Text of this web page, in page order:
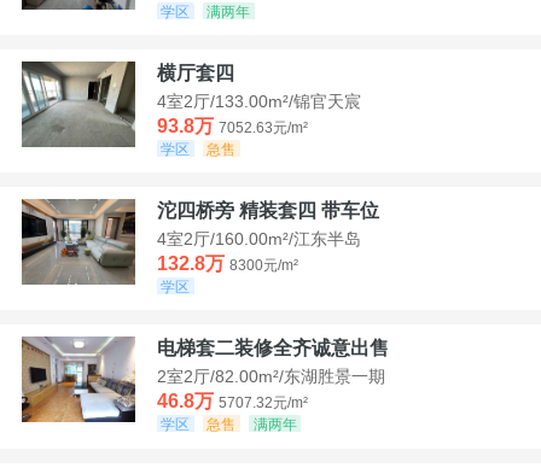
学区
满两年
横厅套四
4室2厅/133.00m²/锦官天宸
93.8万 7052.63元/m²
学区
急售
沱四桥旁 精装套四 带车位
4室2厅/160.00m²/江东半岛
132.8万 8300元/m²
学区
电梯套二装修全齐诚意出售
2室2厅/82.00m²/东湖胜景一期
46.8万 5707.32元/m²
学区
急售 满两年